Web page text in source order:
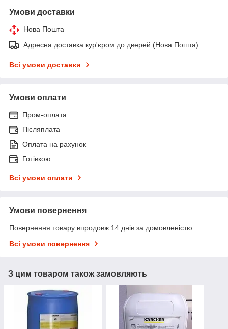
Умови доставки
Нова Пошта
Адресна доставка кур'єром до дверей (Нова Пошта)
Всі умови доставки
Умови оплати
Пром-оплата
Післяплата
Оплата на рахунок
Готівкою
Всі умови оплати
Умови повернення
Повернення товару впродовж 14 днів за домовленістю
Всі умови повернення
З цим товаром також замовляють